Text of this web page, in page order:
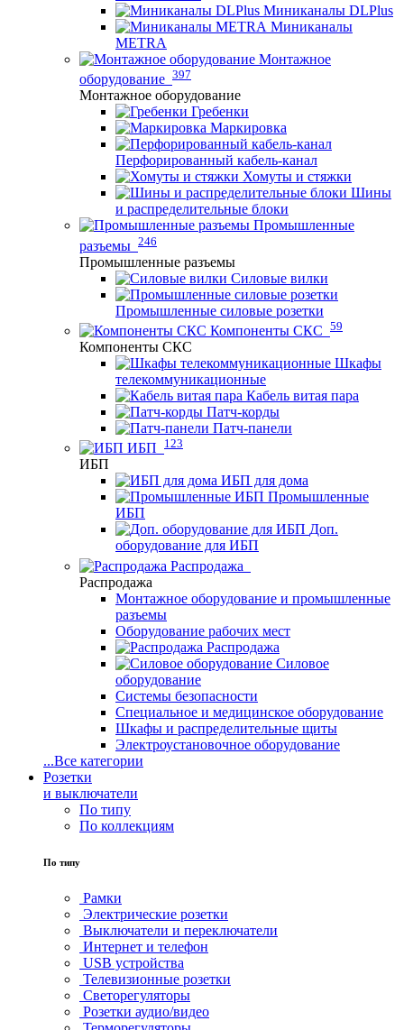
Миниканалы DLPlus
Миниканалы
METRA
Монтажное
оборудование 397
Монтажное оборудование
Гребенки
Маркировка
Перфорированный кабель-канал
Хомуты и стяжки
Шины
и распределительные блоки
Промышленные
разъемы 246
Промышленные разъемы
Силовые вилки
Промышленные силовые розетки
Компоненты СКС 59
Компоненты СКС
Шкафы
телекоммуникационные
Кабель витая пара
Патч-корды
Патч-панели
ИБП
123
ИБП
ИБП для дома
Промышленные
ИБП
Доп.
оборудование для ИБП
Распродажа
Распродажа
Монтажное оборудование и промышленные
разъемы
Оборудование рабочих мест
Распродажа
Силовое
оборудование
Системы безопасности
Специальное и медицинское оборудование
Шкафы и распределительные щиты
Электроустановочное оборудование
...Все категории
Розетки
и выключатели
По типу
По коллекциям
По типу
Рамки
Электрические розетки
Выключатели и переключатели
Интернет и телефон
USB устройства
Телевизионные розетки
Светорегуляторы
Розетки аудио/видео